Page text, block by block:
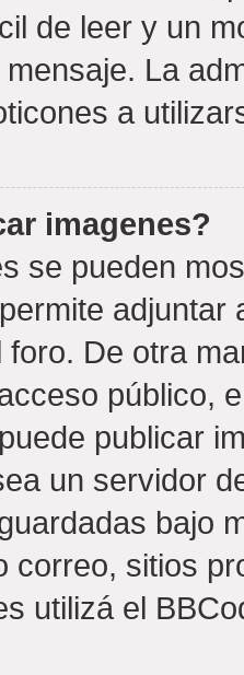
de leer y un
La
a
imagenes?
se pueden
foro. De otra
público,
publicar
un servidor
bajo
correo, sitios
utilizá el